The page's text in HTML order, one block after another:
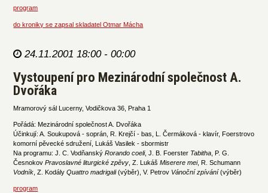
program
do kroniky se zapsal skladatel Otmar Mácha
24.11.2001 18:00 - 00:00
Vystoupení pro Mezinárodní společnost A.
Dvořáka
Mramorový sál Lucerny, Vodičkova 36, Praha 1
Pořádá: Mezinárodní společnost A. Dvořáka
Účinkují: A. Soukupová - soprán, R. Krejčí - bas, L. Čermáková - klavír, Foerstrovo
komorní pěvecké sdružení, Lukáš Vasilek - sbormistr
Na programu: J. C. VodňanskýRorando coeli, J. B. Foerster Tabitha , P. G.
ČesnokovPravoslavné liturgické zpěvy , Z. LukášMiserere mei, R. Schumann
Vodník , Z. KodályQuattro madrigali(výběr), V. Petrov Vánoční zpívání(výběr)
program